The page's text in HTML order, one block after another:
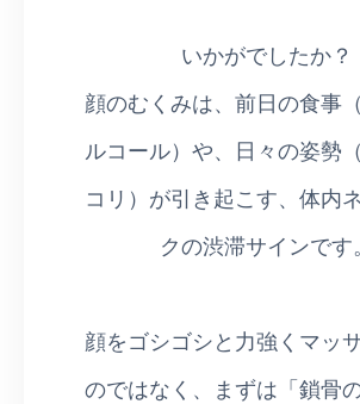
いかがでしたか？
顔のむくみは、前日の食事
ルコール）や、日々の姿勢
コリ）が引き起こす、体内
クの渋滞サインです。
顔をゴシゴシと力強くマッ
のではなく、まずは「鎖骨